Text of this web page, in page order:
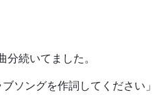
分続いてました。
ソングを作詞してください」